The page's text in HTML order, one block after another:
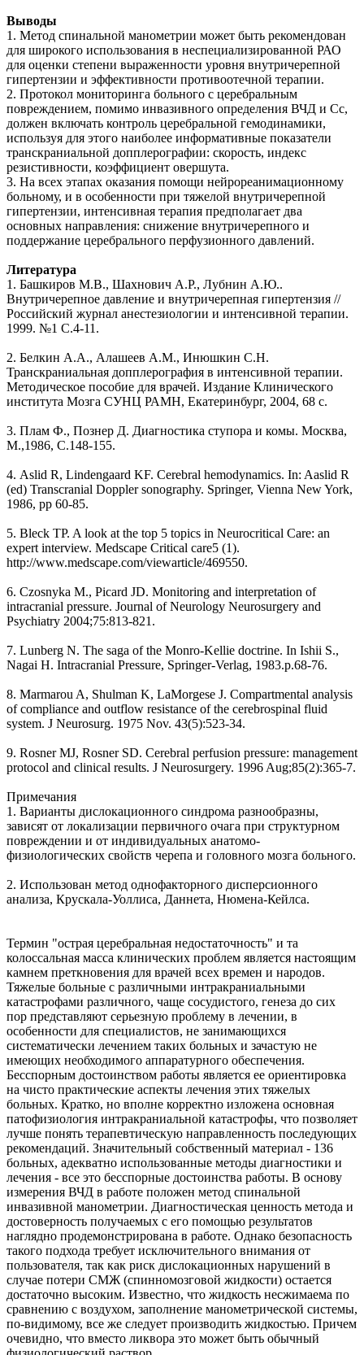
Выводы
1. Метод спинальной манометрии может быть рекомендован
для широкого использования в неспециализированной РАО
для оценки степени выраженности уровня внутричерепной
гипертензии и эффективности противоотечной терапии.
2. Протокол мониторинга больного с церебральным
повреждением, помимо инвазивного определения ВЧД и Сс,
должен включать контроль церебральной гемодинамики,
используя для этого наиболее информативные показатели
транскраниальной допплерографии: скорость, индекс
резистивности, коэффициент овершута.
3. На всех этапах оказания помощи нейрореанимационному
больному, и в особенности при тяжелой внутричерепной
гипертензии, интенсивная терапия предполагает два
основных направления: снижение внутричерепного и
поддержание церебрального перфузионного давлений.
Литература
1. Башкиров М.В., Шахнович А.Р., Лубнин А.Ю..
Внутричерепное давление и внутричерепная гипертензия //
Российский журнал анестезиологии и интенсивной терапии.
1999. №1 С.4-11.
2. Белкин А.А., Алашеев А.М., Инюшкин С.Н.
Транскраниальная допплерография в интенсивной терапии.
Методическое пособие для врачей. Издание Клинического
института Мозга СУНЦ РАМН, Екатеринбург, 2004, 68 с.
3. Плам Ф., Познер Д. Диагностика ступора и комы. Москва,
М.,1986, С.148-155.
4. Aslid R, Lindengaard KF. Cerebral hemodynamics. In: Aaslid R
(ed) Transcranial Doppler sonography. Springer, Vienna New York,
1986, pp 60-85.
5. Bleck TP. A look at the top 5 topics in Neurocritical Care: an
expert interview. Medscape Critical care5 (1).
http://www.medscape.com/viewarticle/469550.
6. Czosnyka M., Picard JD. Monitoring and interpretation of
intracranial pressure. Journal of Neurology Neurosurgery and
Psychiatry 2004;75:813-821.
7. Lunberg N. The saga of the Monro-Kellie doctrine. In Ishii S.,
Nagai H. Intracranial Pressure, Springer-Verlag, 1983.p.68-76.
8. Marmarou A, Shulman K, LaMorgese J. Compartmental analysis
of compliance and outflow resistance of the cerebrospinal fluid
system. J Neurosurg. 1975 Nov. 43(5):523-34.
9. Rosner MJ, Rosner SD. Cerebral perfusion pressure: management
protocol and clinical results. J Neurosurgery. 1996 Aug;85(2):365-7.
Примечания
1. Варианты дислокационного синдрома разнообразны,
зависят от локализации первичного очага при структурном
повреждении и от индивидуальных анатомо-
физиологических свойств черепа и головного мозга больного.
2. Использован метод однофакторного дисперсионного
анализа, Крускала-Уоллиса, Даннета, Нюмена-Кейлса.
Термин "острая церебральная недостаточность" и та
колоссальная масса клинических проблем является настоящим
камнем преткновения для врачей всех времен и народов.
Тяжелые больные с различными интракраниальными
катастрофами различного, чаще сосудистого, генеза до сих
пор представляют серьезную проблему в лечении, в
особенности для специалистов, не занимающихся
систематически лечением таких больных и зачастую не
имеющих необходимого аппаратурного обеспечения.
Бесспорным достоинством работы является ее ориентировка
на чисто практические аспекты лечения этих тяжелых
больных. Кратко, но вполне корректно изложена основная
патофизиология интракраниальной катастрофы, что позволяет
лучше понять терапевтическую направленность последующих
рекомендаций. Значительный собственный материал - 136
больных, адекватно использованные методы диагностики и
лечения - все это бесспорные достоинства работы. В основу
измерения ВЧД в работе положен метод спинальной
инвазивной манометрии. Диагностическая ценность метода и
достоверность получаемых с его помощью результатов
наглядно продемонстрирована в работе. Однако безопасность
такого подхода требует исключительного внимания от
пользователя, так как риск дислокационных нарушений в
случае потери СМЖ (спинномозговой жидкости) остается
достаточно высоким. Известно, что жидкость несжимаема по
сравнению с воздухом, заполнение манометрической системы,
по-видимому, все же следует производить жидкостью. Причем
очевидно, что вместо ликвора это может быть обычный